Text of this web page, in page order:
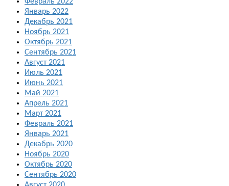
Январь 2022
Декабрь 2021
Ноябрь 2021
Октябрь 2021
Сентябрь 2021
Август 2021
Июль 2021
Июнь 2021
Май 2021
Апрель 2021
Март 2021
Февраль 2021
Январь 2021
Декабрь 2020
Ноябрь 2020
Октябрь 2020
Сентябрь 2020